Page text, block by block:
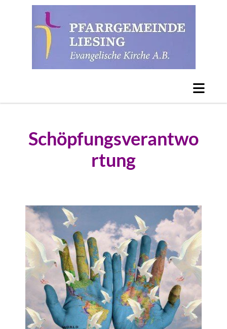
Schöpfungsverantwo
rtung